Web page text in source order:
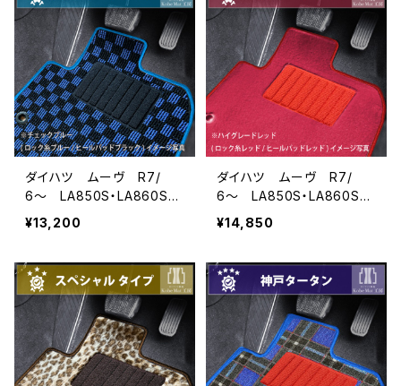
ダイハツ ムーヴ R7/
6〜 LA850S・LA860S
フロアマット一式 カーマッ
ト スタンダードタイプ M
¥13,200
ダイハツ ムーヴ R7/
6〜 LA850S・LA860S
フロアマット一式 カーマッ
ト ハイグレードタイプ M
¥14,850